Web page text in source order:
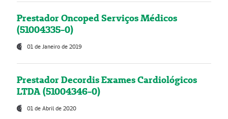
Prestador Oncoped Serviços Médicos
(51004335-0)
01 de Janeiro de 2019
Prestador Decordis Exames Cardiológicos
LTDA (51004346-0)
01 de Abril de 2020